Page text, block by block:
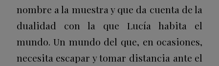
nombre a la muestra y que da cuenta de la
dualidad con la que Lucía habita el
mundo. Un mundo del que, en ocasiones,
necesita escapar y tomar distancia ante el